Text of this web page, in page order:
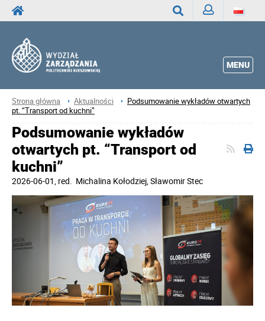
MENU
Strona główna Aktualności
Podsumowanie wykładów otwartych
pt. “Transport od kuchni”
Podsumowanie wykładów
otwartych pt. “Transport od
kuchni”
2026-06-01, red. Michalina Kołodziej, Sławomir Stec